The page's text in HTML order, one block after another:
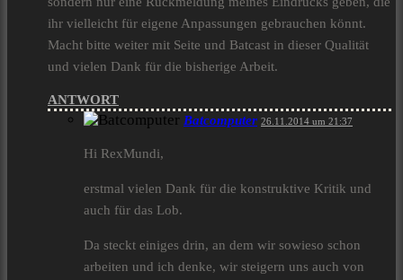
ihr vielleicht für eigene Anpassungen gebrauchen könnt.
Macht bitte weiter mit Seite und Batcast in dieser Qualität
und vielen Dank für die bisherige Arbeit.
ANTWORT
Batcomputer 26.11.2014 um 21:37
Hi RexMundi,
erstmal vielen Dank für die konstruktive Kritik und
auch für das Lob.
Da steckt einiges drin, an dem wir sowieso schon
arbeiten und ich denke, wir steigern uns auch von